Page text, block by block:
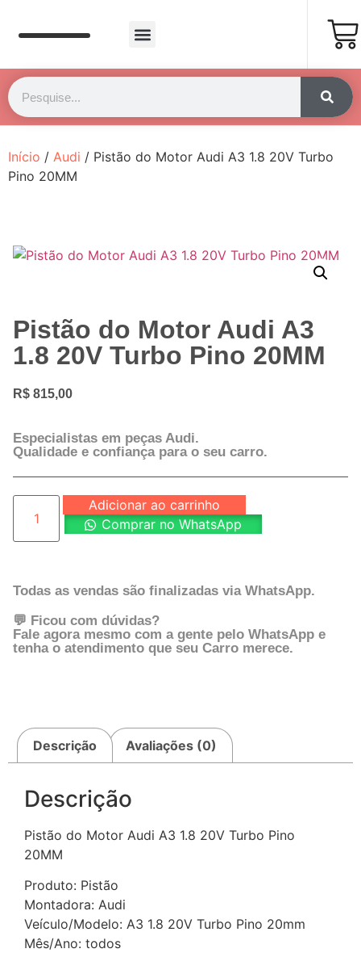
Início / Audi / Pistão do Motor Audi A3 1.8 20V Turbo
Pino 20MM
Pistão do Motor Audi A3
1.8 20V Turbo Pino 20MM
R$ 815,00
Especialistas em peças Audi.
Qualidade e confiança para o seu carro.
Adicionar ao carrinho
Comprar no WhatsApp
Todas as vendas são finalizadas via WhatsApp.
💬 Ficou com dúvidas?
Fale agora mesmo com a gente pelo WhatsApp e
tenha o atendimento que seu Carro merece.
Descrição Avaliações (0)
Descrição
Pistão do Motor Audi A3 1.8 20V Turbo Pino
20MM
Produto: Pistão
Montadora: Audi
Veículo/Modelo: A3 1.8 20V Turbo Pino 20mm
Mês/Ano: todos